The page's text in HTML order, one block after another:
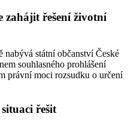
zahájit řešení životní
nabývá státní občanství České
souhlasného prohlášení
právní moci rozsudku o určení
řešit